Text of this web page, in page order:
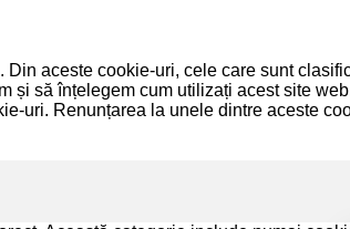
aceste cookie-uri, cele care sunt
să înțelegem cum utilizați acest site
uri. Renunțarea la unele dintre aceste